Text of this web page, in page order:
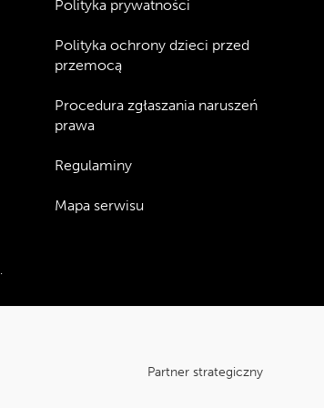
Polityka prywatności
Polityka ochrony dzieci przed
przemocą
Procedura zgłaszania naruszeń
prawa
Regulaminy
Mapa serwisu
Partner strategiczny